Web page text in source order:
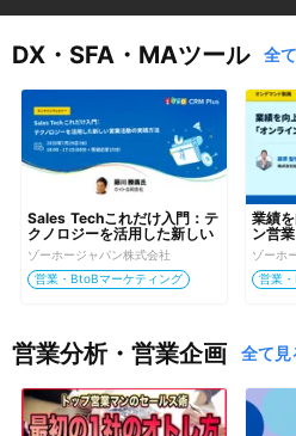
DX・SFA・MAツール 全
Sales Techこれだけ入門：テ
クノロジーを活用した新しい
営業活動の実践方法
ゾーホージャパン株式会社
営業・BtoBマーケティング
業績
ン営
ゾーホ
営業
営業分析・営業企画 全て見